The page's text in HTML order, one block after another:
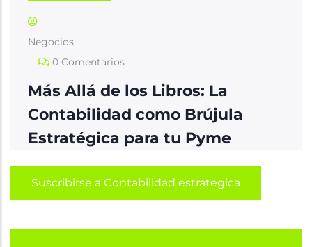
Negocios
0 Comentarios
Más Allá de los Libros: La
Contabilidad como Brújula
Estratégica para tu Pyme
Suscribirse a Contabilidad estrategica